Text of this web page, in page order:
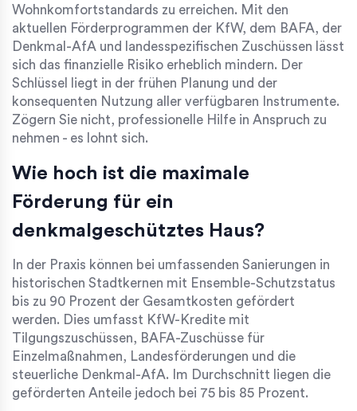
Wohnkomfortstandards zu erreichen. Mit den
aktuellen Förderprogrammen der KfW, dem BAFA, der
Denkmal-AfA und landesspezifischen Zuschüssen lässt
sich das finanzielle Risiko erheblich mindern. Der
Schlüssel liegt in der frühen Planung und der
konsequenten Nutzung aller verfügbaren Instrumente.
Zögern Sie nicht, professionelle Hilfe in Anspruch zu
nehmen - es lohnt sich.
Wie hoch ist die maximale
Förderung für ein
denkmalgeschütztes Haus?
In der Praxis können bei umfassenden Sanierungen in
historischen Stadtkernen mit Ensemble-Schutzstatus
bis zu 90 Prozent der Gesamtkosten gefördert
werden. Dies umfasst KfW-Kredite mit
Tilgungszuschüssen, BAFA-Zuschüsse für
Einzelmaßnahmen, Landesförderungen und die
steuerliche Denkmal-AfA. Im Durchschnitt liegen die
geförderten Anteile jedoch bei 75 bis 85 Prozent.